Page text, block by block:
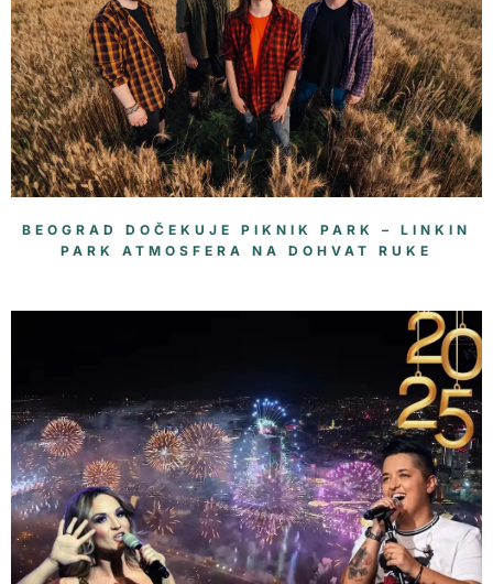
BEOGRAD DOČEKUJE PIKNIK PARK – LINKIN
PARK ATMOSFERA NA DOHVAT RUKE